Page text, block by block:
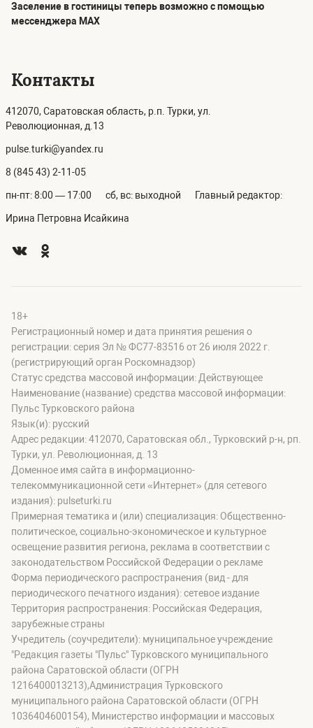
Заселение в гостиницы теперь возможно с помощью
мессенджера MAX
Контакты
412070, Саратовская область, р.п. Турки, ул.
Революционная, д.13
pulse.turki@yandex.ru
8 (845 43) 2-11-05
пн-пт: 8:00 — 17:00 сб, вс: выходной Главный редактор:
Ирина Петровна Исайкина
18+
Регистрационный номер и дата принятия решения о
регистрации: серия Эл № ФС77-83516 от 26 июля 2022 г.
(регистрирующий орган Роскомнадзор)
Статус средства массовой информации: Действующее
Наименование (название) средства массовой информации:
Пульс Турковского района
Язык(и): русский
Адрес редакции: 412070, Саратовская обл., Турковский р-н, рп.
Турки, ул. Революционная, д. 13
Доменное имя сайта в информационно-
телекоммуникационной сети «Интернет» (для сетевого
издания): pulseturki.ru
Примерная тематика и (или) специализация: Общественно-
политическое, социально-экономическое и культурное
освещение развития региона, реклама в соответствии с
законодательством Российской Федерации о рекламе
Форма периодического распространения (вид - для
периодического печатного издания): сетевое издание
Территория распространения: Российская Федерация,
зарубежные страны
Учредитель (соучредители): муниципальное учреждение
"Редакция газеты "Пульс" Турковского муниципального
района Саратовской области (ОГРН
1216400013213),Администрация Турковского
муниципального района Саратовской области (ОГРН
1036404600154), Министерство информации и массовых